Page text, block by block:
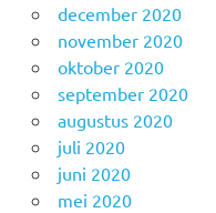
december 2020
november 2020
oktober 2020
september 2020
augustus 2020
juli 2020
juni 2020
mei 2020